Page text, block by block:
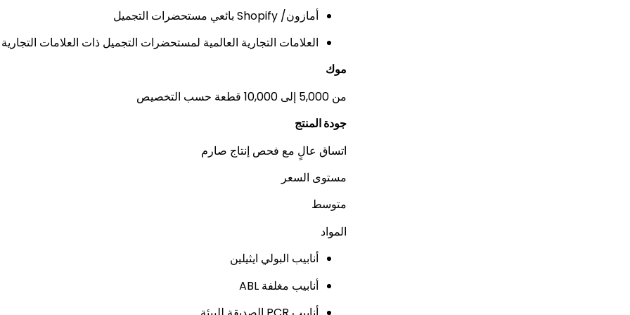
أمازون/ Shopify بائعي مستحضرات التجميل
العلامات التجارية العالمية لمستحضرات التجميل ذات العلامات
موك
من 5,000 إلى 10,000 قطعة حسب التخصيص
جودة المنتج
اتساق عالٍ مع فحص إنتاج صارم
مستوى السعر
متوسط
المواد
أنابيب البولي ايثيلين
أنابيب مغلفة ABL